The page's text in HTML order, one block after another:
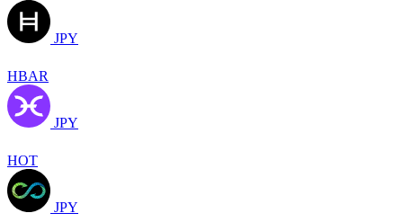
JPY
HBAR
JPY
HOT
JPY